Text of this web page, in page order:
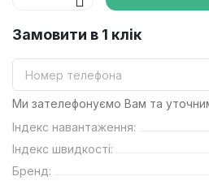
Замовити в 1 клік
Ми зателефонуємо Вам та
Індекс навантаження:
Індекс швидкості:
Бренд: